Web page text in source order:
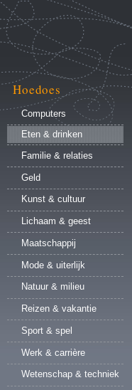
Persoonlijke
hulpmiddelen
Hoedoes
Computers
Eten & drinken
Familie & relaties
Geld
Kunst & cultuur
Lichaam & geest
Maatschappij
Mode & uiterlijk
Natuur & milieu
Reizen & vakantie
Sport & spel
Werk & carrière
Wetenschap & techniek